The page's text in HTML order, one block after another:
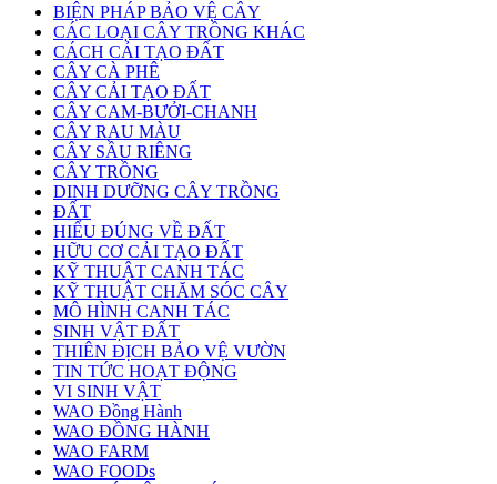
BIỆN PHÁP BẢO VỆ CÂY
CÁC LOẠI CÂY TRỒNG KHÁC
CÁCH CẢI TẠO ĐẤT
CÂY CÀ PHÊ
CÂY CẢI TẠO ĐẤT
CÂY CAM-BƯỞI-CHANH
CÂY RAU MÀU
CÂY SẦU RIÊNG
CÂY TRỒNG
DINH DƯỠNG CÂY TRỒNG
ĐẤT
HIỂU ĐÚNG VỀ ĐẤT
HỮU CƠ CẢI TẠO ĐẤT
KỸ THUẬT CANH TÁC
KỸ THUẬT CHĂM SÓC CÂY
MÔ HÌNH CANH TÁC
SINH VẬT ĐẤT
THIÊN ĐỊCH BẢO VỆ VƯỜN
TIN TỨC HOẠT ĐỘNG
VI SINH VẬT
WAO Đồng Hành
WAO ĐỒNG HÀNH
WAO FARM
WAO FOODs